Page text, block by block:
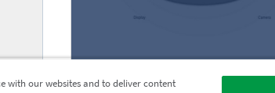
with our websites and to deliver content